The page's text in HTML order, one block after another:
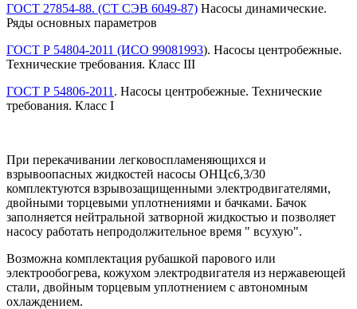
ГОСТ 27854-88. (СТ СЭВ 6049-87) Насосы динамические.
Ряды основных параметров
ГОСТ Р 54804-2011 (ИСО 99081993). Насосы центробежные.
Технические требования. Класс III
ГОСТ Р 54806-2011 . Насосы центробежные. Технические
требования. Класс I
При перекачивании легковоспламеняющихся и
взрывоопасных жидкостей насосы ОНЦс6,3/30
комплектуются взрывозащищенными электродвигателями,
двойными торцевыми уплотнениями и бачками. Бачок
заполняется нейтральной затворной жидкостью и позволяет
насосу работать непродолжительное время " всухую".
Возможна комплектация рубашкой парового или
электрообогрева, кожухом электродвигателя из нержавеющей
стали, двойным торцевым уплотнением с автономным
охлаждением.